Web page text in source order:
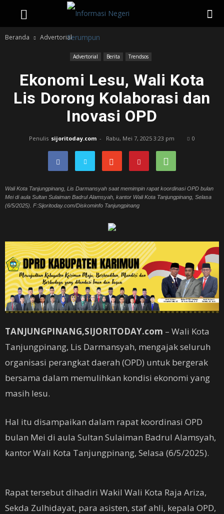
Beranda Advertorial
Advertorial Berita Trendsos
Ekonomi Lesu, Wali Kota
Lis Dorong Kolaborasi dan
Inovasi OPD
Penulis sijoritoday.com - Rabu, Mei 7, 2025 3:23 pm 0
Wali Kota Tanjungpinang, Lis Darmansyah saat memimpin rapat koordinasi OPD bulan
Mei di aula Sultan Sulaiman Badrul Alamsyah, kantor Wali Kota Tanjungpinang, Selasa
(6/5/2025). F:Sijoritoday.com/Diskominfo Tanjungpinang
TANJUNGPINANG,SIJORITODAY.com – Wali Kota
Tanjungpinang, Lis Darmansyah, mengajak seluruh
organisasi perangkat daerah (OPD) untuk bergerak
bersama dalam memulihkan kondisi ekonomi yang
masih lesu.
Hal itu disampaikan dalam rapat koordinasi OPD
bulan Mei di aula Sultan Sulaiman Badrul Alamsyah,
kantor Wali Kota Tanjungpinang, Selasa (6/5/2025).
Rapat tersebut dihadiri Wakil Wali Kota Raja Ariza,
Sekda Zulhidayat, para asisten, staf ahli, kepala OPD,